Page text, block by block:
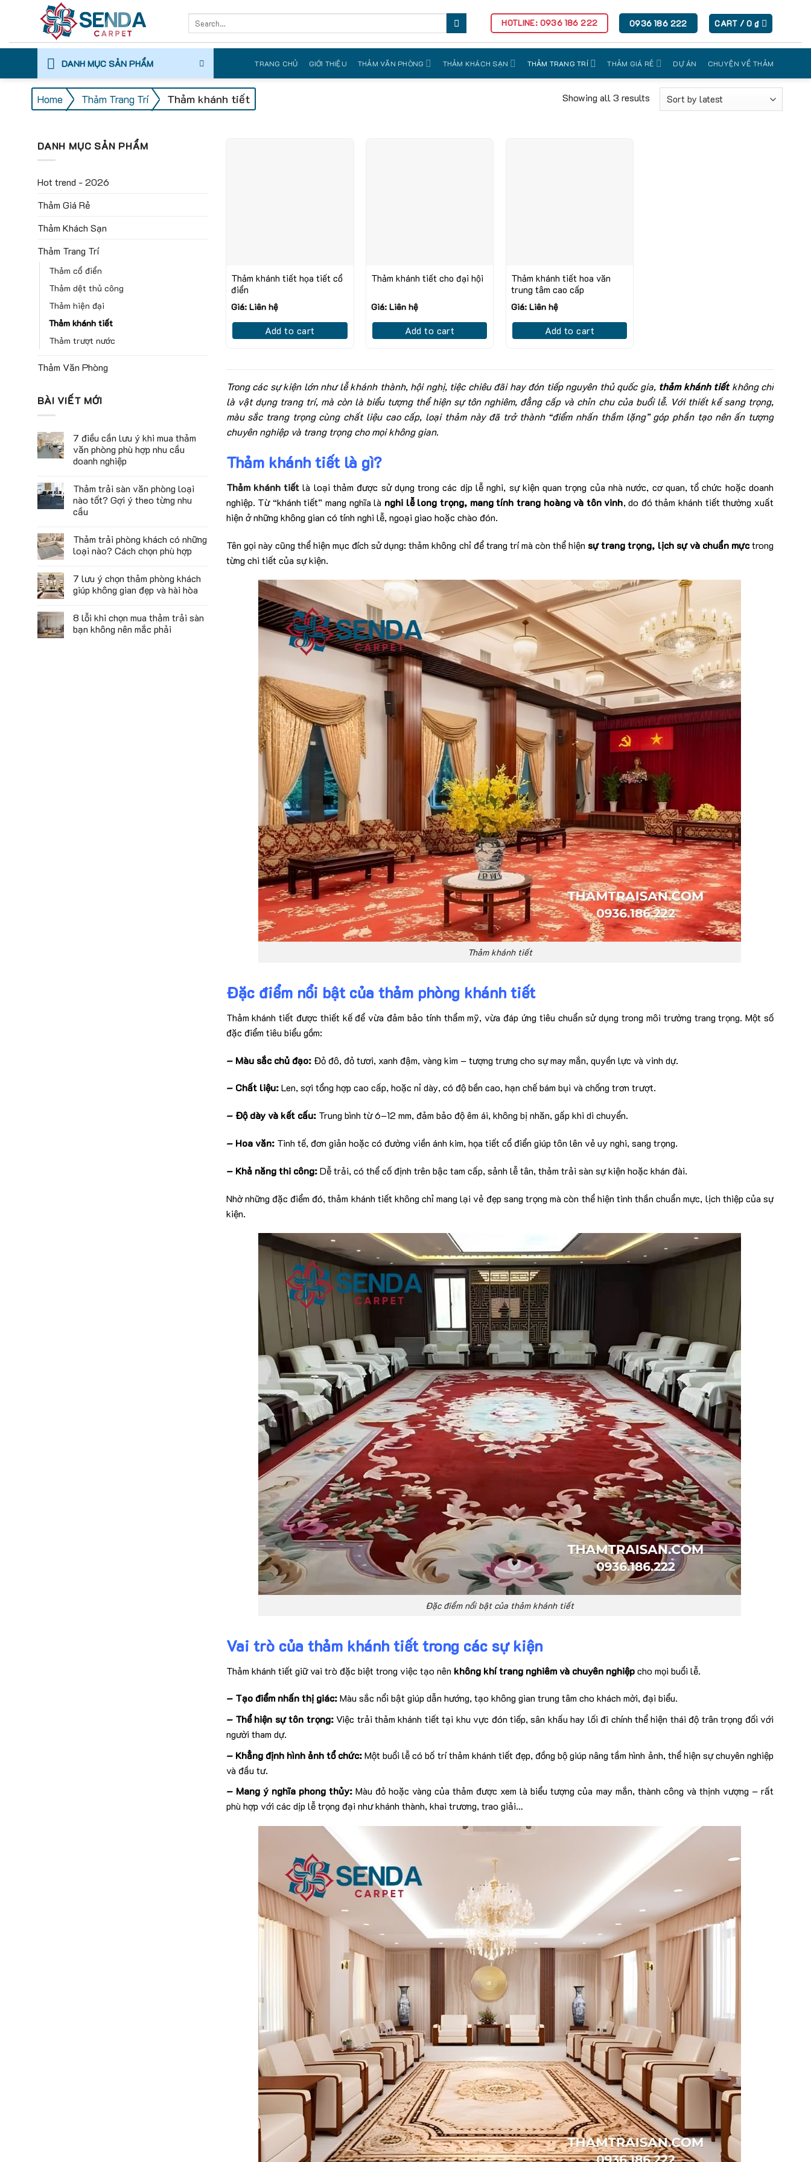
for:
HOTLINE: 0936 186 222 0936 186 222 CART /0 ₫
DANH MỤC SẢN PHẨM TRANG CHỦ GIỚI THIỆU THẢM VĂN PHÒNG THẢM KHÁCH SẠN THẢM TRANG TRÍ THẢM GIÁ RẺ DỰ ÁN CHUYỆN VỀ THẢM
Home / Thảm Trang Trí / Thảm khánh tiết Showing all 3 results
DANH MỤC SẢN PHẨM
Hot trend - 2026
Thảm Giá Rẻ
Thảm Khách Sạn
Thảm Trang Trí
Thảm cổ điển
Thảm dệt thủ công
Thảm hiện đại
Thảm khánh tiết
Thảm trượt nước
Thảm Văn Phòng
BÀI VIẾT MỚI
7 điều cần lưu ý khi mua thảm
văn phòng phù hợp nhu cầu
doanh nghiệp
Thảm trải sàn văn phòng loại
nào tốt? Gợi ý theo từng nhu
cầu
Thảm trải phòng khách có những
loại nào? Cách chọn phù hợp
7 lưu ý chọn thảm phòng khách
giúp không gian đẹp và hài hòa
8 lỗi khi chọn mua thảm trải sàn
bạn không nên mắc phải
Thảm khánh tiết họa tiết cổ
điển
Giá: Liên hệ
Add to cart
Thảm khánh tiết cho đại hội
Giá: Liên hệ
Add to cart
Thảm khánh tiết hoa văn
trung tâm cao cấp
Giá: Liên hệ
Add to cart
Trong các sự kiện lớn như lễ khánh thành, hội nghị, tiệc chiêu đãi hay đón tiếp nguyên thủ quốc gia, thảm khánh tiếtkhông chỉ
là vật dụng trang trí, mà còn là biểu tượng thể hiện sự tôn nghiêm, đẳng cấp và chỉn chu của buổi lễ. Với thiết kế sang trọng,
màu sắc trang trọng cùng chất liệu cao cấp, loại thảm này đã trở thành “điểm nhấn thầm lặng” góp phần tạo nên ấn tượng
chuyên nghiệp và trang trọng cho mọi không gian.
Thảm khánh tiết là gì?
Thảm khánh tiết là loại thảm được sử dụng trong các dịp lễ nghi, sự kiện quan trọng của nhà nước, cơ quan, tổ chức hoặc doanh
nghiệp. Từ “khánh tiết” mang nghĩa là nghi lễ long trọng, mang tính trang hoàng và tôn vinh, do đó thảm khánh tiết thường xuất
hiện ở những không gian có tính nghi lễ, ngoại giao hoặc chào đón.
Tên gọi này cũng thể hiện mục đích sử dụng: thảm không chỉ để trang trí mà còn thể hiện sự trang trọng, lịch sự và chuẩn mựctrong
từng chi tiết của sự kiện.
Thảm khánh tiết
Đặc điểm nổi bật của thảm phòng khánh tiết
Thảm khánh tiết được thiết kế để vừa đảm bảo tính thẩm mỹ, vừa đáp ứng tiêu chuẩn sử dụng trong môi trường trang trọng. Một số
đặc điểm tiêu biểu gồm:
– Màu sắc chủ đạo:Đỏ đô, đỏ tươi, xanh đậm, vàng kim – tượng trưng cho sự may mắn, quyền lực và vinh dự.
– Chất liệu:Len, sợi tổng hợp cao cấp, hoặc nỉ dày, có độ bền cao, hạn chế bám bụi và chống trơn trượt.
– Độ dày và kết cấu:Trung bình từ 6–12 mm, đảm bảo độ êm ái, không bị nhăn, gấp khi di chuyển.
– Hoa văn:Tinh tế, đơn giản hoặc có đường viền ánh kim, họa tiết cổ điển giúp tôn lên vẻ uy nghi, sang trọng.
– Khả năng thi công:Dễ trải, có thể cố định trên bậc tam cấp, sảnh lễ tân, thảm trải sàn sự kiện hoặc khán đài.
Nhờ những đặc điểm đó, thảm khánh tiết không chỉ mang lại vẻ đẹp sang trọng mà còn thể hiện tinh thần chuẩn mực, lịch thiệp của sự
kiện.
Đặc điểm nổi bật của thảm khánh tiết
Vai trò của thảm khánh tiết trong các sự kiện
Thảm khánh tiết giữ vai trò đặc biệt trong việc tạo nên không khí trang nghiêm và chuyên nghiệpcho mọi buổi lễ.
– Tạo điểm nhấn thị giác:Màu sắc nổi bật giúp dẫn hướng, tạo không gian trung tâm cho khách mời, đại biểu.
– Thể hiện sự tôn trọng:Việc trải thảm khánh tiết tại khu vực đón tiếp, sân khấu hay lối đi chính thể hiện thái độ trân trọng đối với
người tham dự.
– Khẳng định hình ảnh tổ chức:Một buổi lễ có bố trí thảm khánh tiết đẹp, đồng bộ giúp nâng tầm hình ảnh, thể hiện sự chuyên nghiệp
và đầu tư.
– Mang ý nghĩa phong thủy:Màu đỏ hoặc vàng của thảm được xem là biểu tượng của may mắn, thành công và thịnh vượng – rất
phù hợp với các dịp lễ trọng đại như khánh thành, khai trương, trao giải…